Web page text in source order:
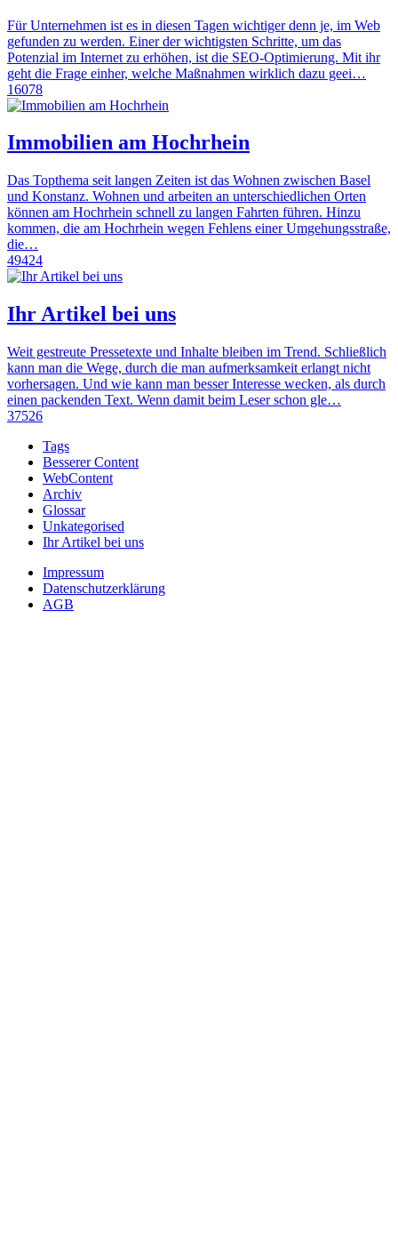
Für Unternehmen ist es in diesen Tagen wichtiger denn je, im Web
gefunden zu werden. Einer der wichtigsten Schritte, um das
Potenzial im Internet zu erhöhen, ist die SEO-Optimierung. Mit ihr
geht die Frage einher, welche Maßnahmen wirklich dazu geei…
16078
Immobilien am Hochrhein
Das Topthema seit langen Zeiten ist das Wohnen zwischen Basel
und Konstanz. Wohnen und arbeiten an unterschiedlichen Orten
können am Hochrhein schnell zu langen Fahrten führen. Hinzu
kommen, die am Hochrhein wegen Fehlens einer Umgehungsstraße,
die…
49424
Ihr Artikel bei uns
Weit gestreute Pressetexte und Inhalte bleiben im Trend. Schließlich
kann man die Wege, durch die man aufmerksamkeit erlangt nicht
vorhersagen. Und wie kann man besser Interesse wecken, als durch
einen packenden Text. Wenn damit beim Leser schon gle…
37526
Tags
Besserer Content
WebContent
Archiv
Glossar
Unkategorised
Ihr Artikel bei uns
Impressum
Datenschutzerklärung
AGB